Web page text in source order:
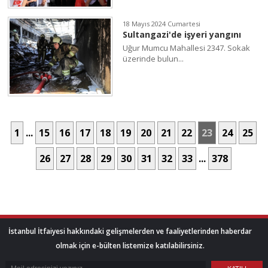
18 Mayıs 2024 Cumartesi
Sultangazi'de işyeri yangını
Uğur Mumcu Mahallesi 2347. Sokak
üzerinde bulun...
1 ... 15 16 17 18 19 20 21 22 23 24
25
26
27 28 29 30 31 32 33 ... 378
İstanbul İtfaiyesi hakkındaki gelişmelerden ve faaliyetlerinden haberdar
olmak için e-bülten listemize katılabilirsiniz.